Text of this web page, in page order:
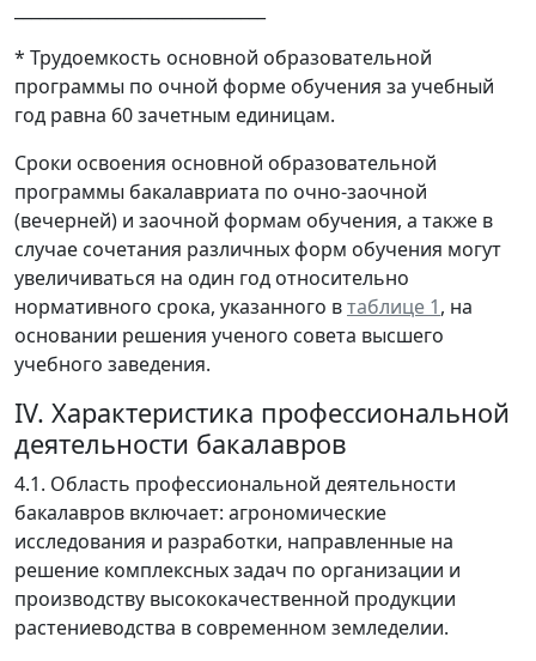
* Трудоемкость основной образовательной
программы по очной форме обучения за учебный
год равна 60 зачетным единицам.
Сроки освоения основной образовательной
программы бакалавриата по очно-заочной
(вечерней) и заочной формам обучения, а также в
случае сочетания различных форм обучения могут
увеличиваться на один год относительно
нормативного срока, указанного втаблице 1, на
основании решения ученого совета высшего
учебного заведения.
IV. Характеристика профессиональной
деятельности бакалавров
4.1. Область профессиональной деятельности
бакалавров включает: агрономические
исследования и разработки, направленные на
решение комплексных задач по организации и
производству высококачественной продукции
растениеводства в современном земледелии.